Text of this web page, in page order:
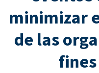
minimizar
de las